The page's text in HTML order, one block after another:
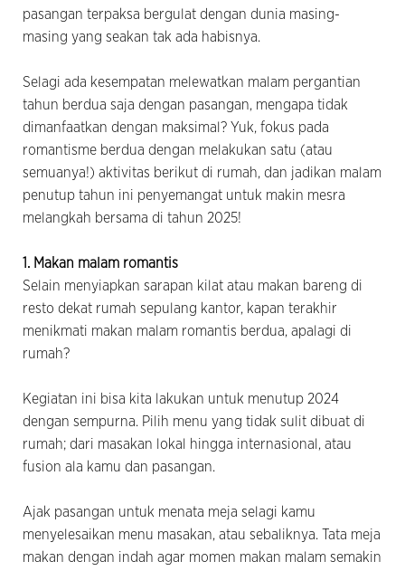
pasangan terpaksa bergulat dengan dunia masing-
masing yang seakan tak ada habisnya.
Selagi ada kesempatan melewatkan malam pergantian
tahun berdua saja dengan pasangan, mengapa tidak
dimanfaatkan dengan maksimal? Yuk, fokus pada
romantisme berdua dengan melakukan satu (atau
semuanya!) aktivitas berikut di rumah, dan jadikan malam
penutup tahun ini penyemangat untuk makin mesra
melangkah bersama di tahun 2025!
1. Makan malam romantis
Selain menyiapkan sarapan kilat atau makan bareng di
resto dekat rumah sepulang kantor, kapan terakhir
menikmati makan malam romantis berdua, apalagi di
rumah?
Kegiatan ini bisa kita lakukan untuk menutup 2024
dengan sempurna. Pilih menu yang tidak sulit dibuat di
rumah; dari masakan lokal hingga internasional, atau
fusion ala kamu dan pasangan.
Ajak pasangan untuk menata meja selagi kamu
menyelesaikan menu masakan, atau sebaliknya. Tata meja
makan dengan indah agar momen makan malam semakin